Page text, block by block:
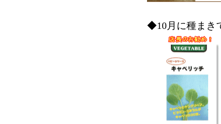
◆10月に種まき